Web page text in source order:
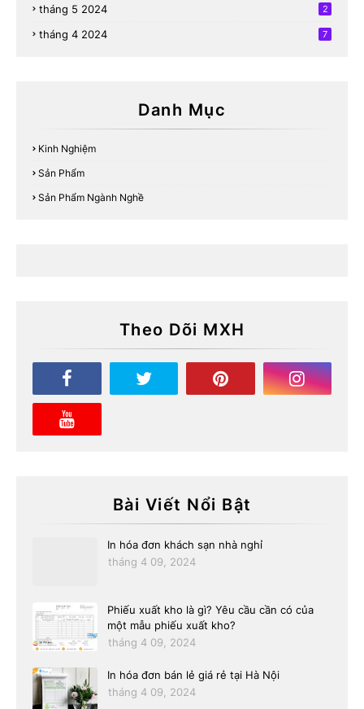
tháng 5 2024 2
tháng 4 2024 7
Danh Mục
Kinh Nghiệm
Sản Phẩm
Sản Phẩm Ngành Nghề
Theo Dõi MXH
Bài Viết Nổi Bật
In hóa đơn khách sạn nhà nghỉ
tháng 4 09, 2024
Phiếu xuất kho là gì? Yêu cầu cần có của
một mẫu phiếu xuất kho?
tháng 4 09, 2024
In hóa đơn bán lẻ giá rẻ tại Hà Nội
tháng 4 09, 2024